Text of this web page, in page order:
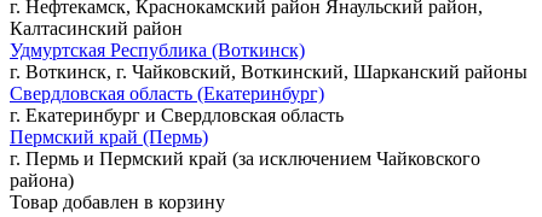
г. Нефтекамск, Краснокамский район Янаульский район,
Калтасинский район
Удмуртская Республика (Воткинск)
г. Воткинск, г. Чайковский, Воткинский, Шарканский районы
Свердловская область (Екатеринбург)
г. Екатеринбург и Свердловская область
Пермский край (Пермь)
г. Пермь и Пермский край (за исключением Чайковского
района)
Товар добавлен в корзину